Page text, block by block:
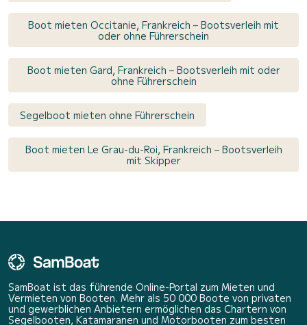
Boot mieten Occitanie, Frankreich – Bootsverleih mit
oder ohne Führerschein
Boot mieten Gard, Frankreich – Bootsverleih mit oder
ohne Führerschein
Segelboot mieten ohne Führerschein
Boot mieten Le Grau-du-Roi, Frankreich – Bootsverleih
mit Skipper
SamBoat ist das führende Online-Portal zum Mieten und
Vermieten von Booten. Mehr als 50 000 Boote von privaten
und gewerblichen Anbietern ermöglichen das Chartern von
Segelbooten, Katamaranen und Motorbooten zum besten